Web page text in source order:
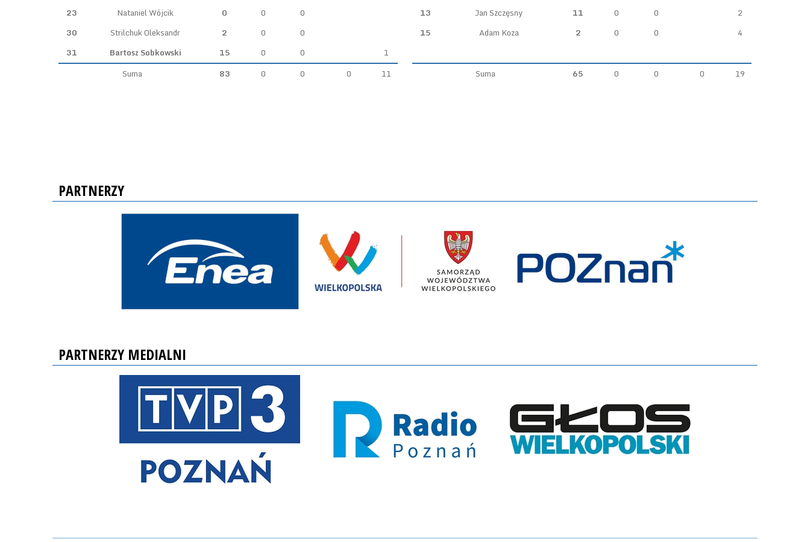
23
Nataniel Wójcik 0 0
0
30
Strilchuk Oleksandr 2 0
0
31
Bartosz Sobkowski 15 0 0
1
Suma
83 0 0 0 11
13
Jan Szczęsny 11 0 0
2
15
Adam Koza 2 0 0 4
Suma 65 0 0 0 19
PARTNERZY
PARTNERZY MEDIALNI